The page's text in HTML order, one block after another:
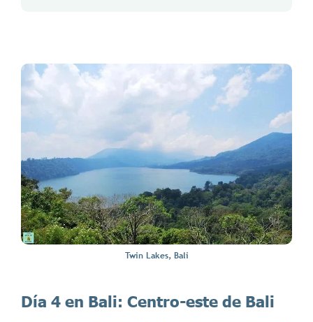
Twin Lakes, Bali
Día 4 en Bali: Centro-este de Bali